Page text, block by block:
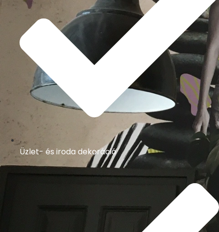
Üzlet- és iroda dekoráció